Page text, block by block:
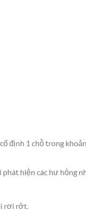
định 1 chỗ trong
hiện các hư hỏng
rơi rớt.